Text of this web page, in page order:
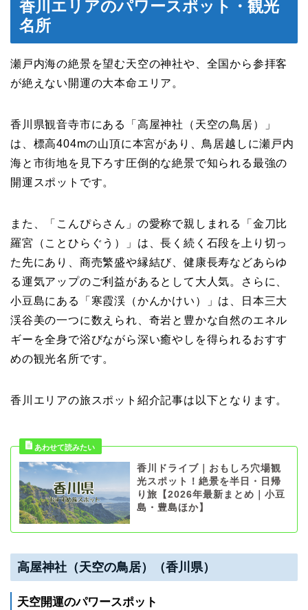
香川エリアのパワースポット・観光
名所
瀬戸内海の絶景を望む天空の神社や、全国から参拝客
が絶えない開運の大本命エリア。
香川県観音寺市にある「高屋神社（天空の鳥居）」
は、標高404mの山頂に本宮があり、鳥居越しに瀬戸内
海と市街地を見下ろす圧倒的な絶景で知られる最強の
開運スポットです。
また、「こんぴらさん」の愛称で親しまれる「金刀比
羅宮（ことひらぐう）」は、長く続く石段を上り切っ
た先にあり、商売繁盛や縁結び、健康長寿などあらゆ
る運気アップのご利益があるとして大人気。さらに、
小豆島にある「寒霞渓（かんかけい）」は、日本三大
渓谷美の一つに数えられ、奇岩と豊かな自然のエネル
ギーを全身で浴びながら深い癒やしを得られるおすす
めの観光名所です。
香川エリアの旅スポット紹介記事は以下となります。
香川ドライブ｜おもしろ穴場観
光スポット！絶景を半日・日帰
り旅【2026年最新まとめ｜小豆
島・豊島ほか】
高屋神社（天空の鳥居）（香川県）
天空開運のパワースポット